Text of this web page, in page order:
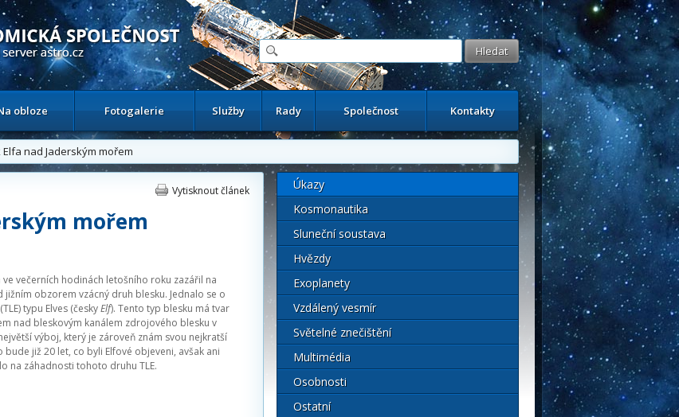
server
obloze Fotogalerie Služby Rady Společnost Kontakty
nad Jaderským mořem
Vytisknout článek
mořem
večerních hodinách letošního roku zazářil na
jižním obzorem vzácný druh blesku. Jednalo se o
typu Elves (českyElf). Tento typ blesku má tvar
nad bleskovým kanálem zdrojového blesku v
výboj, který je zároveň znám svou nejkratší
již 20 let, co byli Elfové objeveni, avšak ani
na záhadnosti tohoto druhu TLE.
Úkazy
Kosmonautika
Sluneční soustava
Hvězdy
Exoplanety
Vzdálený vesmír
Světelné znečištění
Multimédia
Osobnosti
Ostatní